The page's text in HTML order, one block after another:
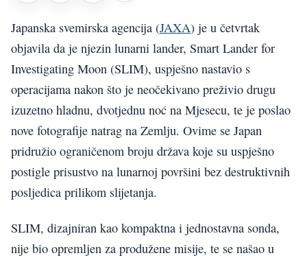
Japanska svemirska agencija (JAXA) je u četvrtak
objavila da je njezin lunarni lander, Smart Lander for
Investigating Moon (SLIM), uspješno nastavio s
operacijama nakon što je neočekivano preživio drugu
izuzetno hladnu, dvotjednu noć na Mjesecu, te je poslao
nove fotografije natrag na Zemlju. Ovime se Japan
pridružio ograničenom broju država koje su uspješno
postigle prisustvo na lunarnoj površini bez destruktivnih
posljedica prilikom slijetanja.
SLIM, dizajniran kao kompaktna i jednostavna sonda,
nije bio opremljen za produžene misije, te se našao u